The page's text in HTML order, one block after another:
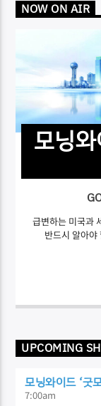
NOW ON AIR
모닝
급변하는 미국과
반드시 알아
UPCOMING
모닝와이드 ‘굿
7:00am